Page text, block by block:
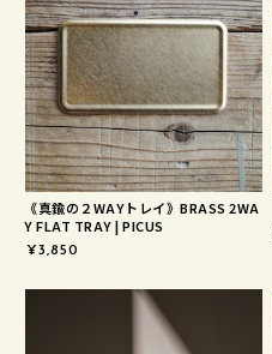
《真鍮の２WAYトレイ》BRASS 2WA
Y FLAT TRAY | PICUS
¥3,850